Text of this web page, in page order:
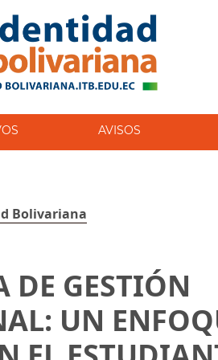
AVISOS
Bolivariana
DE GESTIÓN
UN